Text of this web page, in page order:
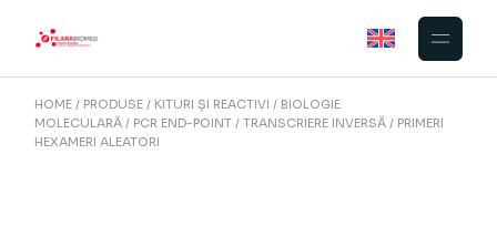
HOME PRODUSE KITURI ȘI REACTIVI
BIOLOGIE
MOLECULARĂ
PCR END-POINT TRANSCRIERE INVERSĂ
PRIMERI
HEXAMERI ALEATORI